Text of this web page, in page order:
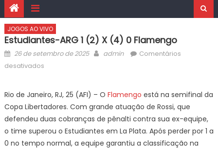
JOGOS AO VIVO
Estudiantes-ARG 1 (2) X (4) 0 Flamengo
Posted
on
26 de setembro de 2025 Author
admin
Comentários
desativadosem
1
(2)
x
(4)
0
Rio de Janeiro, RJ, 25 (AFI) – O Flamengo está na semifinal da
Copa Libertadores. Com grande atuação de Rossi, que
defendeu duas cobranças de pênalti contra sua ex-equipe,
o time superou o Estudiantes em La Plata. Após perder por 1 a
0 no tempo normal, a equipe garantiu a classificação na